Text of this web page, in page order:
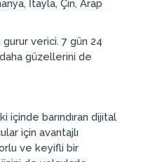
İtayla, Çin, Arap
gurur verici. 7 gün 24
güzellerini de
içinde barındıran dijital
için avantajlı
ve keyifli bir